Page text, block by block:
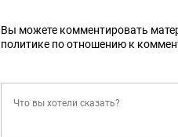
Вы можете комментировать
политике по отношению к